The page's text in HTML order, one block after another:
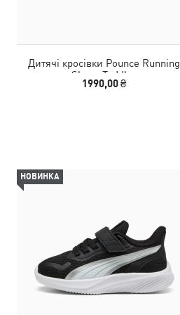
Дитячі кросівки Pounce Running
Shoes Toddler
1990,00 ₴
НОВИНКА